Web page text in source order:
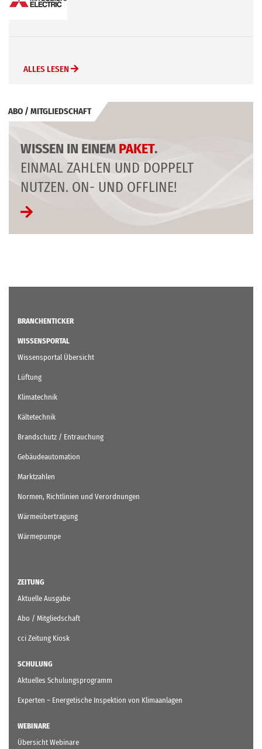
ALLES LESEN
ABO / MITGLIEDSCHAFT
WISSEN IN EINEM PAKET.
EINMAL ZAHLEN UND DOPPELT
NUTZEN. ON- UND OFFLINE!
BRANCHENTICKER
WISSENSPORTAL
Wissensportal Übersicht
Lüftung
Klimatechnik
Kältetechnik
Brandschutz / Entrauchung
Gebäudeautomation
Marktzahlen
Normen, Richtlinien und Verordnungen
Wärmeübertragung
Wärmepumpe
ZEITUNG
Aktuelle Ausgabe
Abo / Mitgliedschaft
cci Zeitung Kiosk
SCHULUNG
Aktuelles Schulungsprogramm
Experten – Energetische Inspektion von Klimaanlagen
WEBINARE
Übersicht Webinare